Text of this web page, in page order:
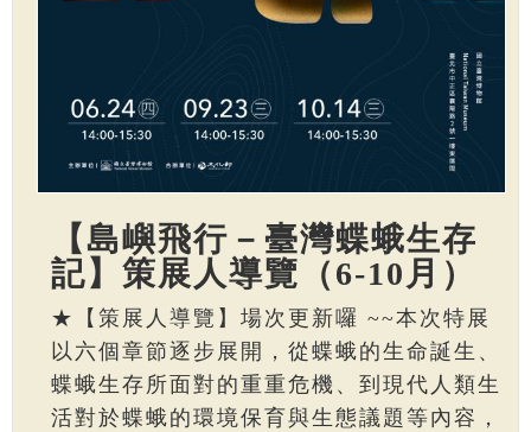
【島嶼飛行－臺灣蝶蛾生存
記】策展人導覽（6-10月）
★【策展人導覽】場次更新囉 ~~本次特展
以六個章節逐步展開，從蝶蛾的生命誕生、
蝶蛾生存所面對的重重危機、到現代人類生
活對於蝶蛾的環境保育與生態議題等內容，